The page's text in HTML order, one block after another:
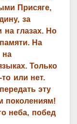
Присяге,
за
на глазах. Но
На
на
Только
или нет.
эту
поколениям!
неба, побед